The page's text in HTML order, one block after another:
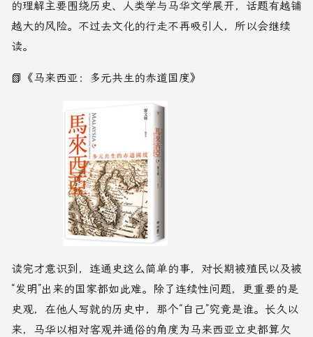
的理解主要围绕历史、人类学与马华文学展开，话题有越铺
越大的风险。不过去文化的行走不再吸引人，所以会继续
读。
📗 《马来西亚：多元共生的赤道国度》
读完才意识到，连通史这么简单的事，对长期被殖民以及被
“发明”出来的国家都如此难。除了连续性问题，更重要的是
史观，在他人写就的历史中，那个“自己”究竟是谁。长久以
来，马华以相对客观并通俗的角度为马来西亚立史都算欠